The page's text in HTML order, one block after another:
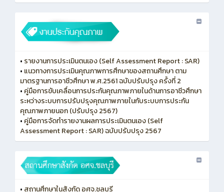
• รายงานการประเมินตนเอง (Self Assessment Report : SAR)
• แนวทางการประเมินคุณภาพการศึกษาของสถานศึกษา ตาม
มาตรฐานการอาชีวศึกษา พ.ศ.2561 ฉบับปรับปรุง ครั้งที่ 2
• คู่มือการขับเคลื่อนการประกันคุณภาพภายในด้านการอาชีวศึกษา
ระหว่างระบบการปรับปรุงคุณภาพภายในกับระบบการประกัน
คุณภาพภายนอก (ปรับปรุง 2567)
• คู่มือการจัดทำรายงานผลการประเมินตนเอง (Self
Assessment Report : SAR) ฉบับปรับปรุง 2567
• สถานศึกษาในสังกัด อศจ.ชลบุรี